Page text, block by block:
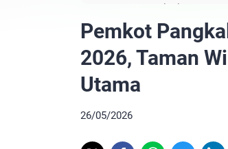
2026, Taman Wilhelmina
Pemkot
2026, Taman
Utama
26/05/2026